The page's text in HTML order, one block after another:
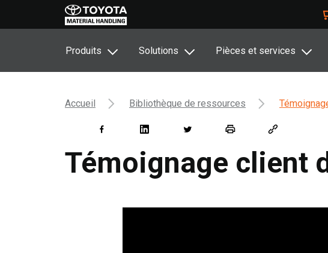
Produits Solutions Pièces et services
Accueil Bibliothèque de ressources
Témoignage client